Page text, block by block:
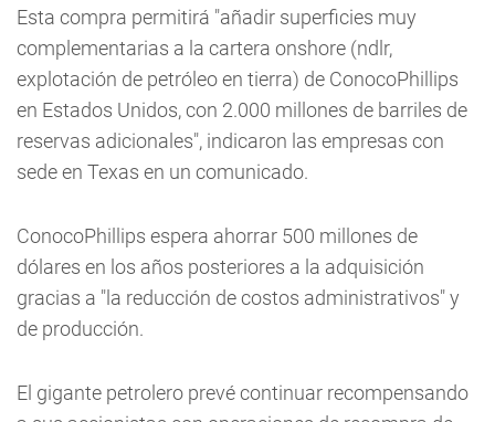
Esta compra permitirá "añadir superficies muy
complementarias a la cartera onshore (ndlr,
explotación de petróleo en tierra) de ConocoPhillips
en Estados Unidos, con 2.000 millones de barriles de
reservas adicionales", indicaron las empresas con
sede en Texas en un comunicado.
ConocoPhillips espera ahorrar 500 millones de
dólares en los años posteriores a la adquisición
gracias a "la reducción de costos administrativos" y
de producción.
El gigante petrolero prevé continuar recompensando